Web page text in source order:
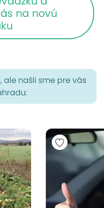
na novú
ale našli sme pre vás